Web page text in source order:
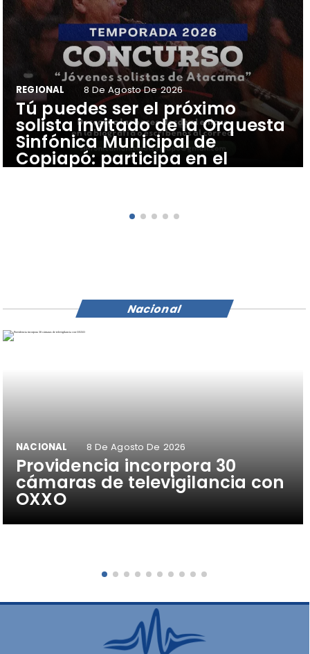
Tú puedes ser el próximo
solista invitado de la Orquesta
Sinfónica Municipal de
Copiapó: participa en el
Concurso Jóvenes Solistas de
REGIONAL 8 De Agosto De 2026
Providencia incorpora 30
cámaras de televigilancia con
OXXO
NACIONAL 8 De Agosto De 2026
Nacional